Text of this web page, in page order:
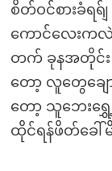
စိတ်ဝင်စားခံရ
ကောင်လေးက
တက် ခုနအတိုင်း
တော့ လူတွေချ
တော့ သူဘေးရွှေ့
ထိုင်ရန်ဖိတ်ခေ